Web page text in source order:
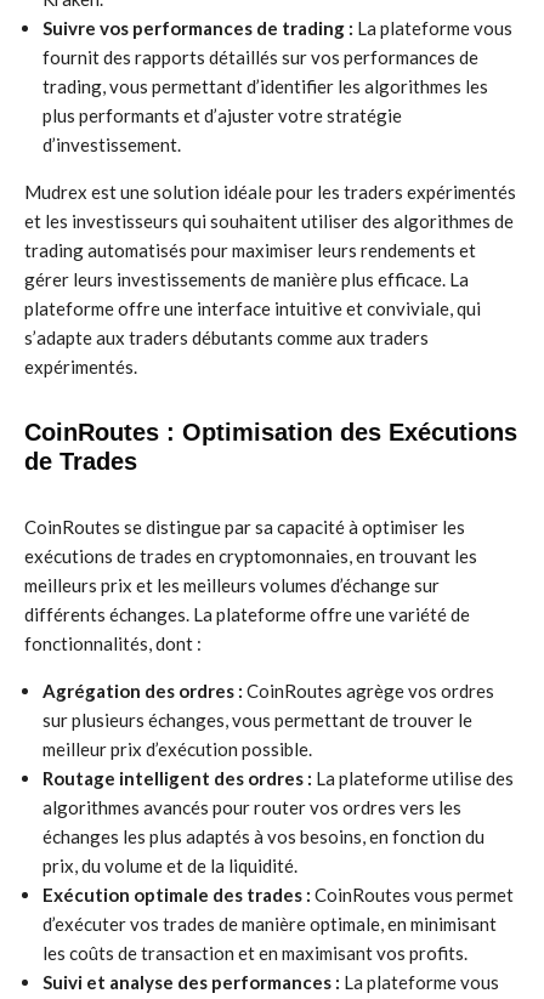
Suivre vos performances de trading : La plateforme vous
fournit des rapports détaillés sur vos performances de
trading, vous permettant d’identifier les algorithmes les
plus performants et d’ajuster votre stratégie
d’investissement.
Mudrex est une solution idéale pour les traders expérimentés
et les investisseurs qui souhaitent utiliser des algorithmes de
trading automatisés pour maximiser leurs rendements et
gérer leurs investissements de manière plus efficace. La
plateforme offre une interface intuitive et conviviale, qui
s’adapte aux traders débutants comme aux traders
expérimentés.
CoinRoutes : Optimisation des Exécutions
de Trades
CoinRoutes se distingue par sa capacité à optimiser les
exécutions de trades en cryptomonnaies, en trouvant les
meilleurs prix et les meilleurs volumes d’échange sur
différents échanges. La plateforme offre une variété de
fonctionnalités, dont :
Agrégation des ordres : CoinRoutes agrège vos ordres
sur plusieurs échanges, vous permettant de trouver le
meilleur prix d’exécution possible.
Routage intelligent des ordres : La plateforme utilise des
algorithmes avancés pour router vos ordres vers les
échanges les plus adaptés à vos besoins, en fonction du
prix, du volume et de la liquidité.
Exécution optimale des trades : CoinRoutes vous permet
d’exécuter vos trades de manière optimale, en minimisant
les coûts de transaction et en maximisant vos profits.
Suivi et analyse des performances : La plateforme vous